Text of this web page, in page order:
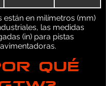
están en milímetros (mm)
las medidas
(in) para pistas
QUÉ